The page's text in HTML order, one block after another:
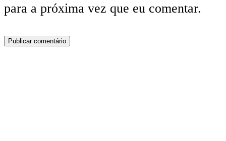
para a próxima vez que eu comentar.